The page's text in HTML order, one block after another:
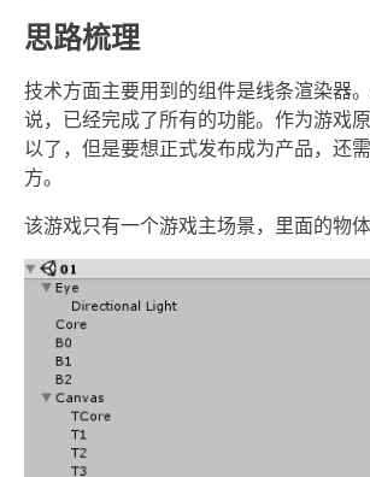
思路梳理
技术方面主要用到的组件是线条渲染器
说，已经完成了所有的功能。作为游戏
以了，但是要想正式发布成为产品，还
方。
该游戏只有一个游戏主场景，里面的物体